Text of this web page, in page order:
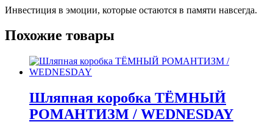
Инвестиция в эмоции, которые остаются в памяти навсегда.
Похожие товары
Шляпная коробка ТЁМНЫЙ
РОМАНТИЗМ / WEDNESDAY